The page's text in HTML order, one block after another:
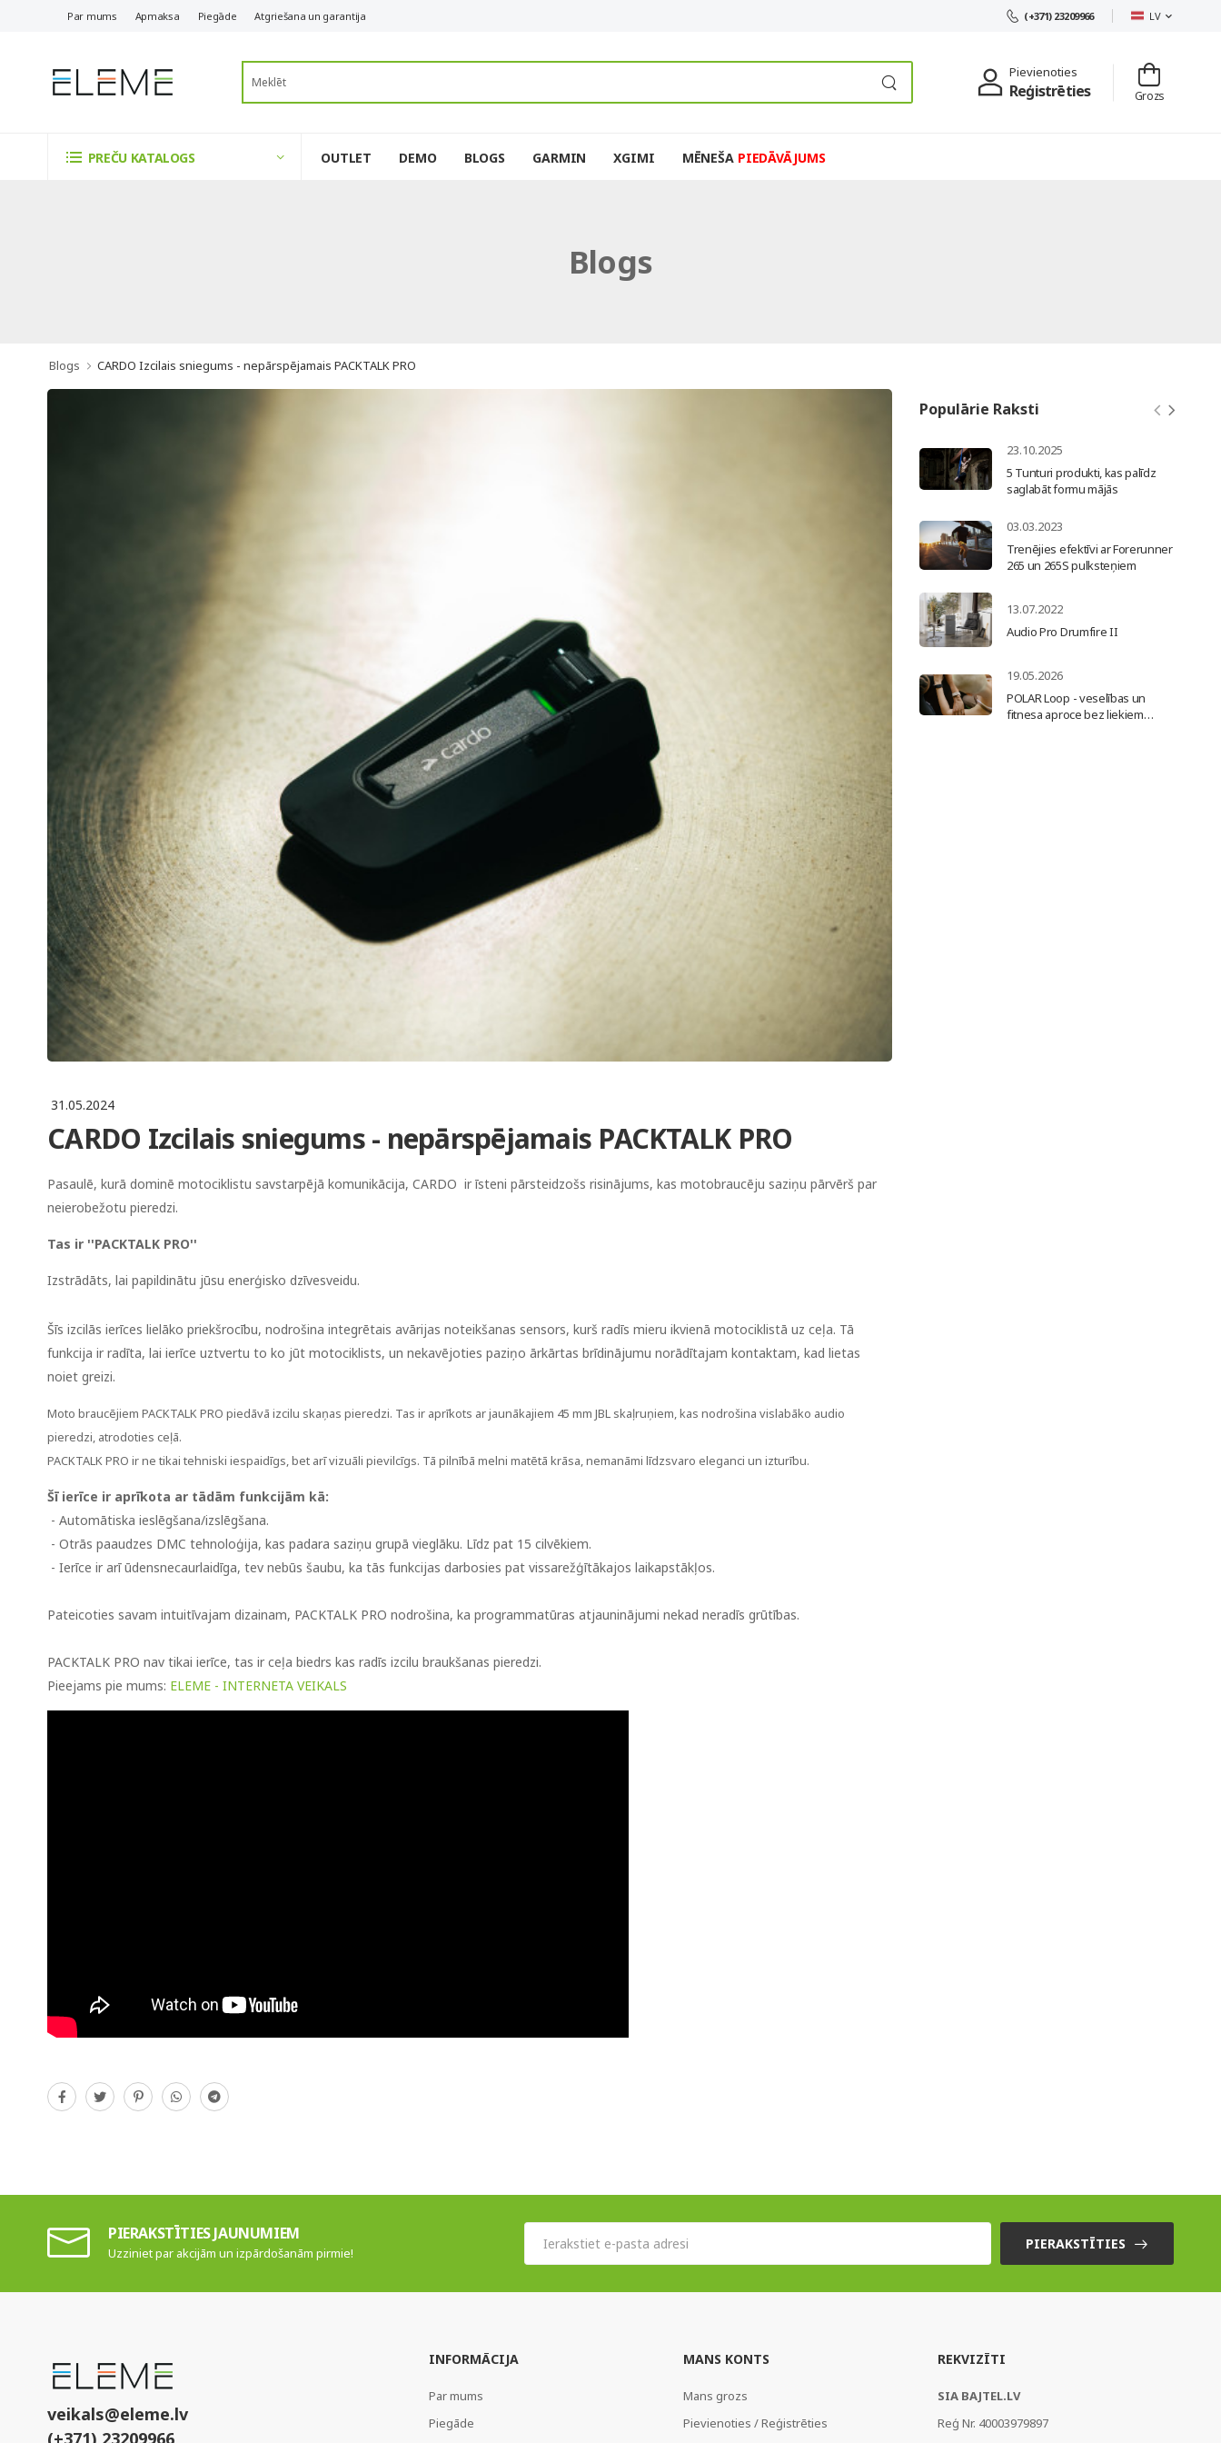
Par mums Apmaksa Piegāde Atgriešana un garantija (+371) 23209966 LV
Pievienoties
Reģistrēties Grozs
PREČU KATALOGS OUTLET DEMO BLOGS GARMIN XGIMI MĒNEŠA PIEDĀVĀJUMS
Blogs
Blogs CARDO Izcilais sniegums - nepārspējamais PACKTALK PRO
31.05.2024
CARDO Izcilais sniegums - nepārspējamais PACKTALK PRO
Pasaulē, kurā dominē motociklistu savstarpējā komunikācija, CARDO ir īsteni pārsteidzošs risinājums, kas motobraucēju saziņu pārvērš par
neierobežotu pieredzi.
Tas ir ''PACKTALK PRO''
Izstrādāts, lai papildinātu jūsu enerģisko dzīvesveidu.
Šīs izcilās ierīces lielāko priekšrocību, nodrošina integrētais avārijas noteikšanas sensors, kurš radīs mieru ikvienā motociklistā uz ceļa. Tā
funkcija ir radīta, lai ierīce uztvertu to ko jūt motociklists, un nekavējoties paziņo ārkārtas brīdinājumu norādītajam kontaktam, kad lietas
noiet greizi.
Moto braucējiem PACKTALK PRO piedāvā izcilu skaņas pieredzi. Tas ir aprīkots ar jaunākajiem 45 mm JBL skaļruņiem, kas nodrošina vislabāko audio
pieredzi, atrodoties ceļā.
PACKTALK PRO ir ne tikai tehniski iespaidīgs, bet arī vizuāli pievilcīgs. Tā pilnībā melni matētā krāsa, nemanāmi līdzsvaro eleganci un izturību.
Šī ierīce ir aprīkota ar tādām funkcijām kā:
- Automātiska ieslēgšana/izslēgšana.
- Otrās paaudzes DMC tehnoloģija, kas padara saziņu grupā vieglāku. Līdz pat 15 cilvēkiem.
- Ierīce ir arī ūdensnecaurlaidīga, tev nebūs šaubu, ka tās funkcijas darbosies pat vissarežģītākajos laikapstākļos.
Pateicoties savam intuitīvajam dizainam, PACKTALK PRO nodrošina, ka programmatūras atjauninājumi nekad neradīs grūtības.
PACKTALK PRO nav tikai ierīce, tas ir ceļa biedrs kas radīs izcilu braukšanas pieredzi.
Pieejams pie mums: ELEME - INTERNETA VEIKALS
Populārie Raksti
23.10.2025
5 Tunturi produkti, kas palīdz
saglabāt formu mājās
03.03.2023
Trenējies efektīvi ar Forerunner
265 un 265S pulksteņiem
13.07.2022
Audio Pro Drumfire II
19.05.2026
POLAR Loop - veselības un
fitnesa aproce bez liekiem
PIERAKSTĪTIES JAUNUMIEM
Uzziniet par akcijām un izpārdošanām pirmie!
PIERAKSTĪTIES
veikals@eleme.lv
INFORMĀCIJA
Par mums
Piegāde
MANS KONTS
Mans grozs
Pievienoties / Reģistrēties
REKVIZĪTI
SIA BAJTEL.LV
Reģ Nr. 40003979897